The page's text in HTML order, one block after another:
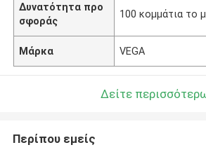
Δυνατότητα προ
σφοράς
100 κομμάτια το
Μάρκα VEGA
Δείτε
Περίπου εμείς